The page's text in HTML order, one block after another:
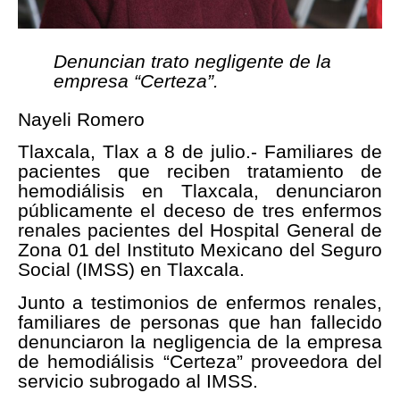
Denuncian trato negligente de la
empresa “Certeza”.
Nayeli Romero
Tlaxcala, Tlax a 8 de julio.- Familiares de
pacientes que reciben tratamiento de
hemodiálisis en Tlaxcala, denunciaron
públicamente el deceso de tres enfermos
renales pacientes del Hospital General de
Zona 01 del Instituto Mexicano del Seguro
Social (IMSS) en Tlaxcala.
Junto a testimonios de enfermos renales,
familiares de personas que han fallecido
denunciaron la negligencia de la empresa
de hemodiálisis “Certeza” proveedora del
servicio subrogado al IMSS.